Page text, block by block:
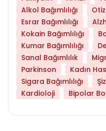
Alkol Bağımlılığı
Esrar Bağımlılığı
Kokain Bağımlılığı
Kumar Bağımlılığı
Sanal Bağımlılık
Parkinson
Kadın
Sigara Bağımlılığı
Kardioloji
Bipolar